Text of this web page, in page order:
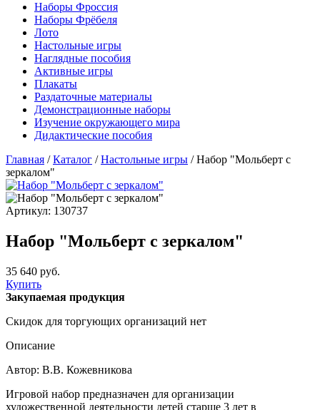
Наборы Фроссия
Наборы Фрёбеля
Лото
Настольные игры
Наглядные пособия
Активные игры
Плакаты
Раздаточные материалы
Демонстрационные наборы
Изучение окружающего мира
Дидактические пособия
Главная /Каталог /Настольные игры /Набор "Мольберт с
зеркалом"
Артикул: 130737
Набор "Мольберт с зеркалом"
35 640 руб.
Купить
Закупаемая продукция
Скидок для торгующих организаций нет
Описание
Автор: В.В. Кожевникова
Игровой набор предназначен для организации
художественной деятельности детей старше 3 лет в